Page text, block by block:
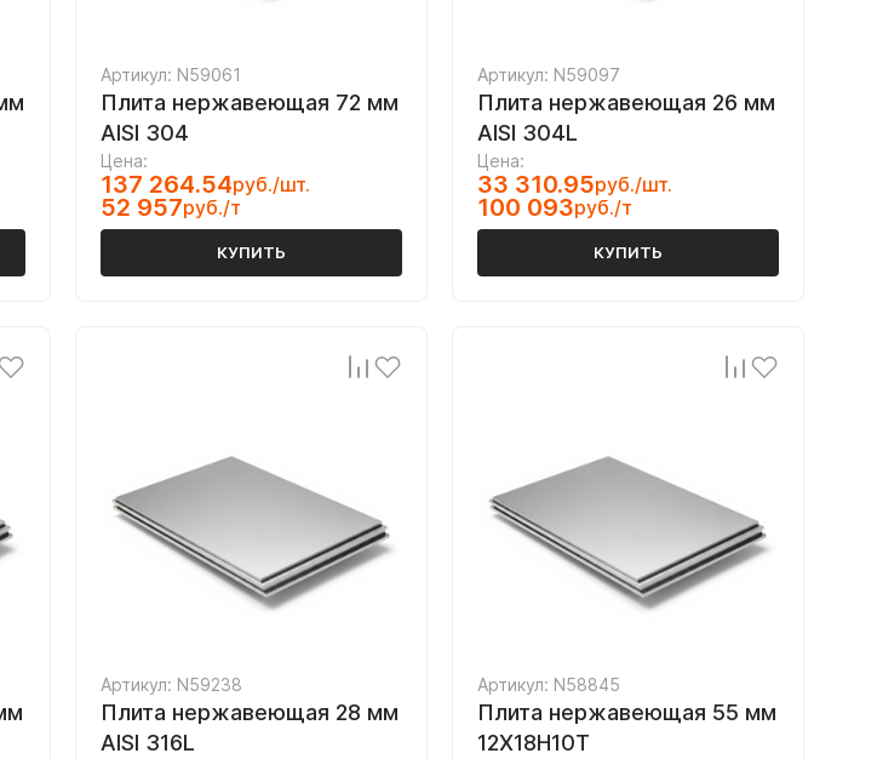
Артикул: N59061
Плита нержавеющая 72 мм
AISI 304
Цена:
137 264.54руб./шт.
52 957руб./т
КУПИТЬ
Артикул: N59097
Плита нержавеющая 26 мм
AISI 304L
Цена:
33 310.95руб./шт.
100 093руб./т
КУПИТЬ
Артикул: N59238
Плита нержавеющая 28 мм
AISI 316L
Артикул: N58845
Плита нержавеющая 55 мм
12Х18Н10Т